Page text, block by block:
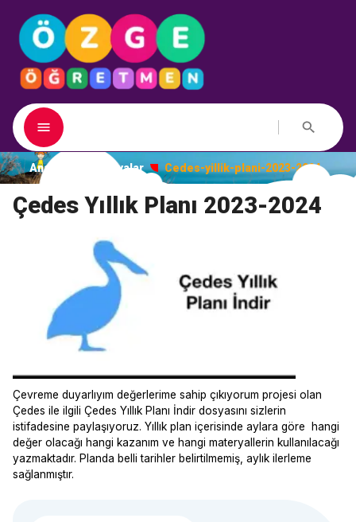
Ana Sayfa Dosyalar Cedes-yillik-plani-2023-2024
Çedes Yıllık Planı 2023-2024
Çevreme duyarlıyım değerlerime sahip çıkıyorum projesi olan
Çedes ile ilgili Çedes Yıllık Planı İndir dosyasını sizlerin
istifadesine paylaşıyoruz. Yıllık plan içerisinde aylara göre hangi
değer olacağı hangi kazanım ve hangi materyallerin kullanılacağı
yazmaktadır. Planda belli tarihler belirtilmemiş, aylık ilerleme
sağlanmıştır.